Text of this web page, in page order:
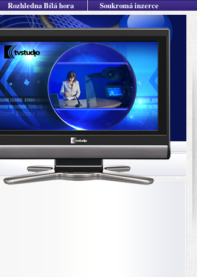
Rozhledna Bílá hora Soukromá inzerce